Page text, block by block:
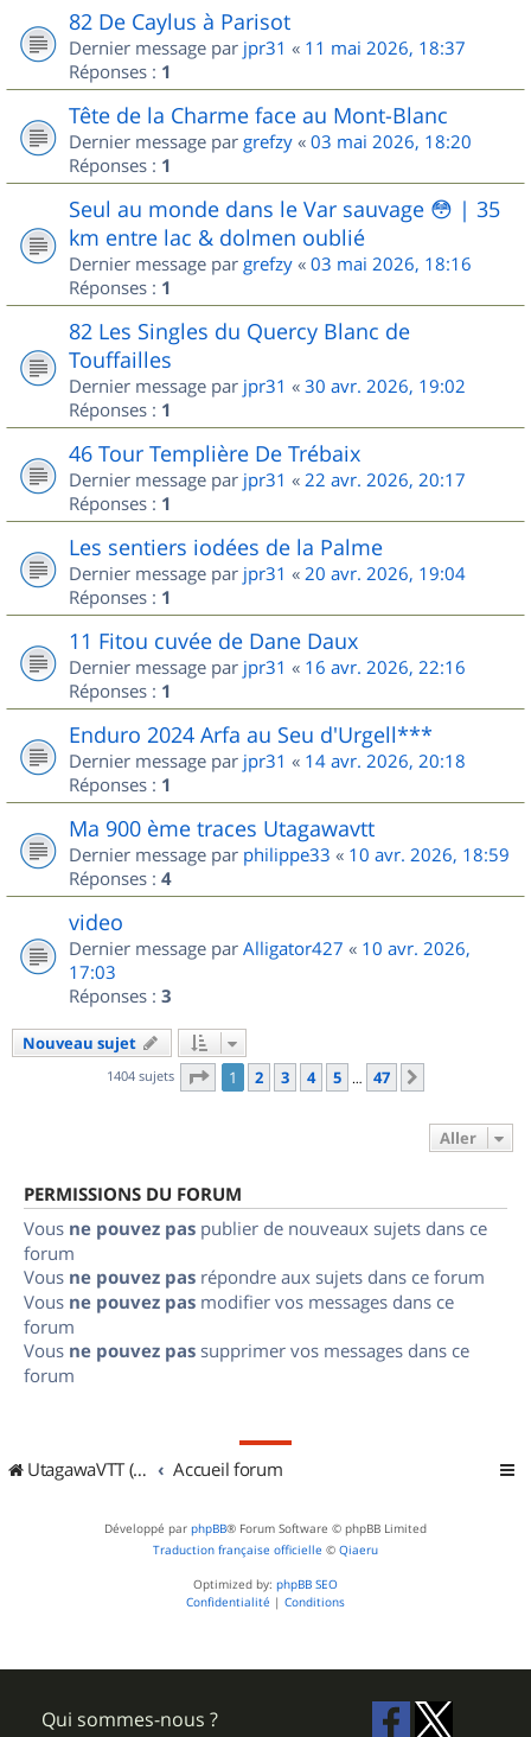
82 De Caylus à Parisot
Dernier message par jpr31 « 11 mai 2026, 18:37
Réponses : 1
Tête de la Charme face au Mont-Blanc
Dernier message par grefzy « 03 mai 2026, 18:20
Réponses : 1
Seul au monde dans le Var sauvage 😳 | 35
km entre lac & dolmen oublié
Dernier message par grefzy « 03 mai 2026, 18:16
Réponses : 1
82 Les Singles du Quercy Blanc de
Touffailles
Dernier message par jpr31 « 30 avr. 2026, 19:02
Réponses : 1
46 Tour Templière De Trébaix
Dernier message par jpr31 « 22 avr. 2026, 20:17
Réponses : 1
Les sentiers iodées de la Palme
Dernier message par jpr31 « 20 avr. 2026, 19:04
Réponses : 1
11 Fitou cuvée de Dane Daux
Dernier message par jpr31 « 16 avr. 2026, 22:16
Réponses : 1
Enduro 2024 Arfa au Seu d'Urgell***
Dernier message par jpr31 « 14 avr. 2026, 20:18
Réponses : 1
Ma 900 ème traces Utagawavtt
Dernier message par philippe33 « 10 avr. 2026, 18:59
Réponses : 4
video
Dernier message par Alligator427 « 10 avr. 2026,
17:03
Réponses : 3
Nouveau sujet
1404 sujets Page 1sur
1 2 3 4 5 … 47
Aller
PERMISSIONS DU FORUM
Vous ne pouvez pas publier de nouveaux sujets dans ce
forum
Vous ne pouvez pas répondre aux sujets dans ce forum
Vous ne pouvez pas modifier vos messages dans ce
forum
Vous ne pouvez pas supprimer vos messages dans ce
forum
UtagawaVTT (Randos VTT et VTTAE avec traces GPS) Accueil forum
Développé par phpBB® Forum Software © phpBB Limited
Traduction française officielle © Qiaeru
Optimized by: phpBB SEO
Confidentialité | Conditions
Qui sommes-nous ?